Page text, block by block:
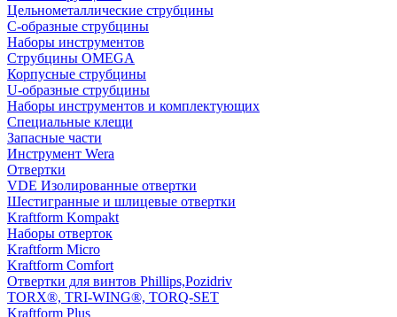
Цельнометаллические струбцины
C-образные струбцины
Наборы инструментов
Струбцины OMEGA
Корпусные струбцины
U-образные струбцины
Наборы инструментов и комплектующих
Специальные клещи
Запасные части
Инструмент Wera
Отвертки
VDE Изолированные отвертки
Шестигранные и шлицевые отвертки
Kraftform Kompakt
Наборы отверток
Kraftform Micro
Kraftform Comfort
Отвертки для винтов Phillips,Pozidriv
TORX®, TRI-WING®, TORQ-SET
Kraftform Plus